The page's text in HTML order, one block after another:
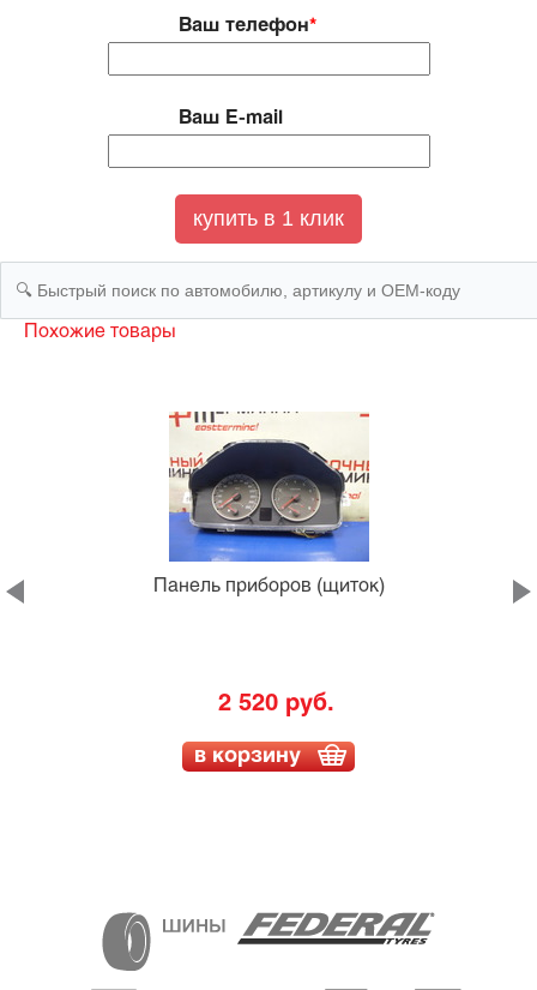
Ваш телефон*
Ваш E-mail
Похожие товары
Панель приборов (щиток)
2 520 руб.
в корзину